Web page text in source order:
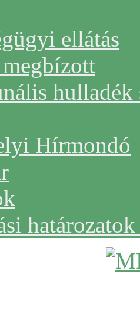
ellátás
hulladék
Hírmondó